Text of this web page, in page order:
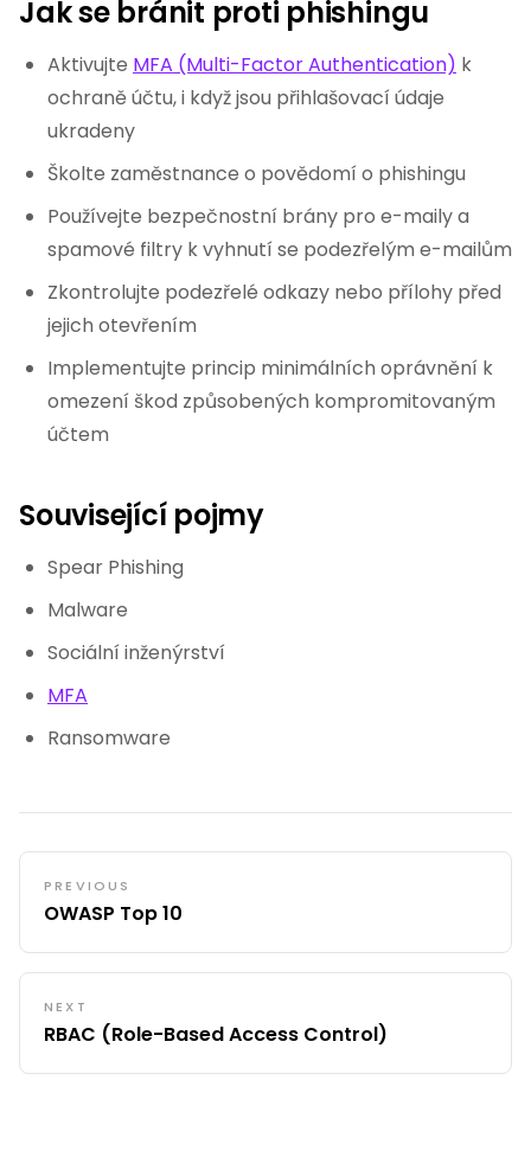
Jak se bránit proti phishingu
Aktivujte MFA (Multi-Factor Authentication) k
ochraně účtu, i když jsou přihlašovací údaje
ukradeny
Školte zaměstnance o povědomí o phishingu
Používejte bezpečnostní brány pro e-maily a
spamové filtry k vyhnutí se podezřelým e-mailům
Zkontrolujte podezřelé odkazy nebo přílohy před
jejich otevřením
Implementujte princip minimálních oprávnění k
omezení škod způsobených kompromitovaným
účtem
Související pojmy
Spear Phishing
Malware
Sociální inženýrství
MFA
Ransomware
PREVIOUS
OWASP Top 10
NEXT
RBAC (Role-Based Access Control)